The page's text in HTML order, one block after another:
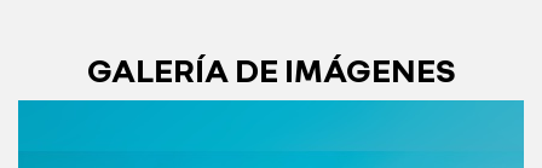
GALERÍA DE IMÁGENES